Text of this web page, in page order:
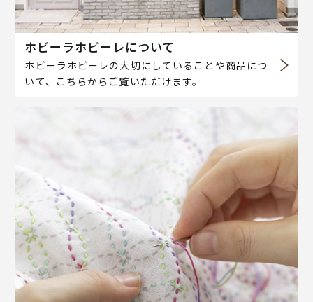
ホビーラホビーレについて
ホビーラホビーレの大切にしていることや商品につ
いて、こちらからご覧いただけます。